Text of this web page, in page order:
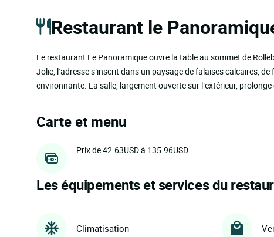
Restaurant le
Le restaurant Le Panoramique ouvre la table au sommet de
Jolie, l’adresse s’inscrit dans un paysage de falaises calcaires,
environnante. La salle, largement ouverte sur l’extérieur,
Carte et menu
Prix de 42.63USD à 135.96USD
Les équipements et services du
Climatisation